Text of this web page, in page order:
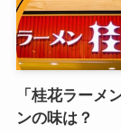
「桂花ラーメ
ンの味は？